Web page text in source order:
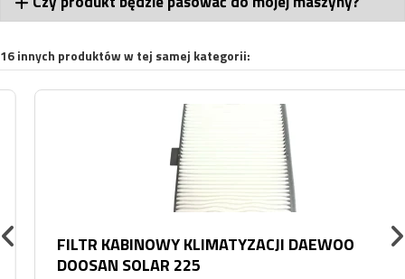
16 innych produktów w tej samej kategorii:
FILTR KABINOWY KLIMATYZACJI DAEWOO
DOOSAN SOLAR 225